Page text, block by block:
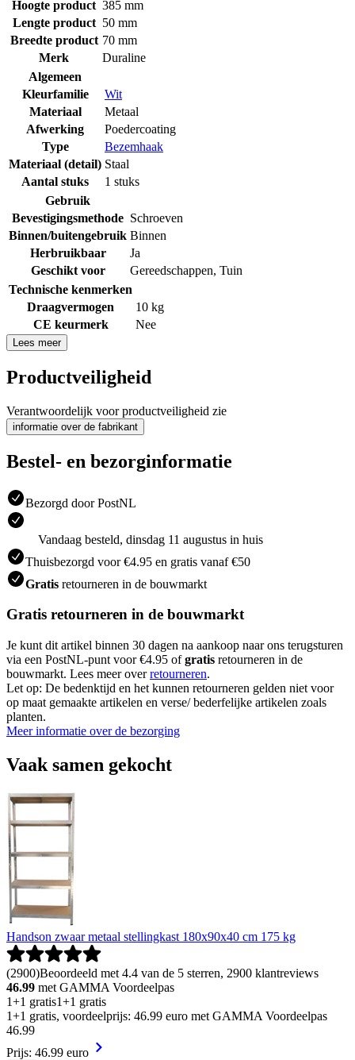
Hoogte product 385 mm
Lengte product 50 mm
Breedte product 70 mm
Merk
Duraline
Algemeen
Kleurfamilie
Wit
Materiaal
Metaal
Afwerking
Poedercoating
Type
Bezemhaak
Materiaal (detail) Staal
Aantal stuks
1 stuks
Gebruik
Bevestigingsmethode Schroeven
Binnen/buitengebruik Binnen
Herbruikbaar
Ja
Geschikt voor
Gereedschappen, Tuin
Technische kenmerken
Draagvermogen
10 kg
CE keurmerk
Nee
Lees meer
Productveiligheid
Verantwoordelijk voor productveiligheid zie
informatie over de fabrikant
Bestel- en bezorginformatie
Bezorgd door PostNL
Vandaag besteld, dinsdag 11 augustus in huis
Thuisbezorgd voor €4.95 en gratis vanaf €50
Gratis retourneren in de bouwmarkt
Gratis retourneren in de bouwmarkt
Je kunt dit artikel binnen 30 dagen na aankoop naar ons terugsturen
via een PostNL-punt voor €4.95 ofgratis retourneren in de
bouwmarkt. Lees meer overretourneren.
Let op: De bedenktijd en het kunnen retourneren gelden niet voor
op maat gemaakte artikelen en verse/ bederfelijke artikelen zoals
planten.
Meer informatie over de bezorging
Vaak samen gekocht
Handson zwaar metaal stellingkast 180x90x40 cm 175 kg
(2900)Beoordeeld met 4.4 van de 5 sterren, 2900 klantreviews
46.99 met GAMMA Voordeelpas
1+1 gratis1+1 gratis
1+1 gratis, voordeelprijs: 46.99 euro met GAMMA Voordeelpas
46.99
Prijs: 46.99 euro